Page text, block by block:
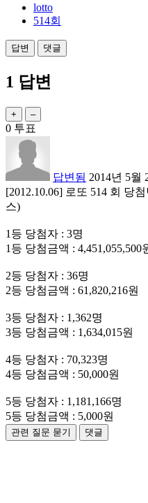
lotto
514회
1 답변
0 투표
답변됨 2014년 5월
[2012.10.06] 로또 514 회 당
스)
1등 당첨자 : 3명
1등 당첨금액 : 4,451,055,500
2등 당첨자 : 36명
2등 당첨금액 : 61,820,216원
3등 당첨자 : 1,362명
3등 당첨금액 : 1,634,015원
4등 당첨자 : 70,323명
4등 당첨금액 : 50,000원
5등 당첨자 : 1,181,166명
5등 당첨금액 : 5,000원